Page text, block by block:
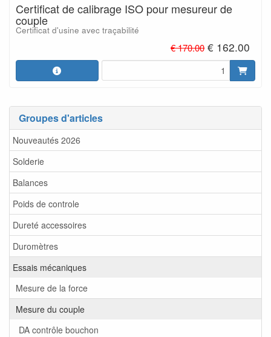
Groupes d'articles
Nouveautés 2026
Solderie
Balances
Poids de controle
Dureté accessoires
Duromètres
Essais mécaniques
Mesure de la force
Mesure du couple
DA contrôle bouchon
Certificat de calibrage ISO pour mesureur de
couple
Certificat d'usine avec traçabilité
€ 170.00 € 162.00